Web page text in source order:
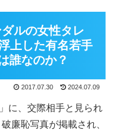
ルの女性タレ
上した有名若手
誰なのか？
2017.07.30 2024.07.09
に、交際相手と見られ
廉恥写真が掲載され、